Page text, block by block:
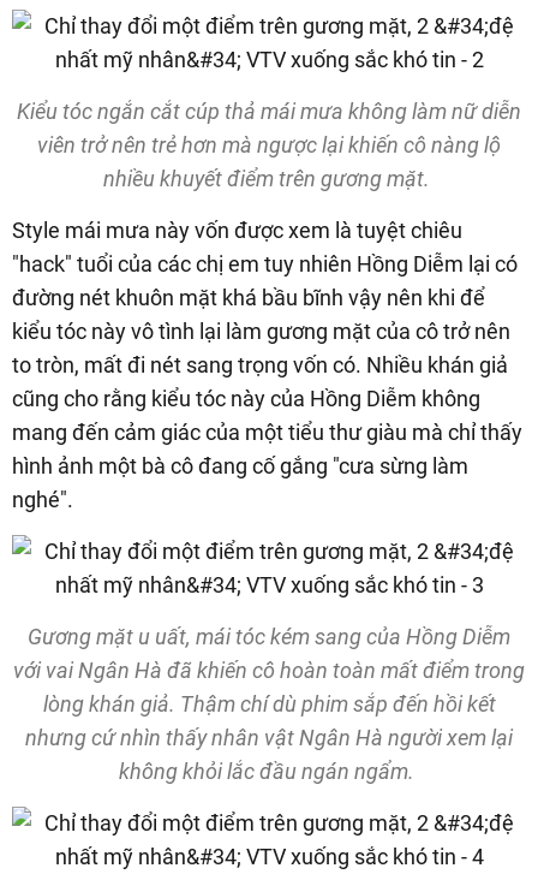
Kiểu tóc ngắn cắt cúp thả mái mưa không làm nữ diễn
viên trở nên trẻ hơn mà ngược lại khiến cô nàng lộ
nhiều khuyết điểm trên gương mặt.
Style mái mưa này vốn được xem là tuyệt chiêu
"hack" tuổi của các chị em tuy nhiên Hồng Diễm lại có
đường nét khuôn mặt khá bầu bĩnh vậy nên khi để
kiểu tóc này vô tình lại làm gương mặt của cô trở nên
to tròn, mất đi nét sang trọng vốn có. Nhiều khán giả
cũng cho rằng kiểu tóc này của Hồng Diễm không
mang đến cảm giác của một tiểu thư giàu mà chỉ thấy
hình ảnh một bà cô đang cố gắng "cưa sừng làm
nghé".
Gương mặt u uất, mái tóc kém sang của Hồng Diễm
với vai Ngân Hà đã khiến cô hoàn toàn mất điểm trong
lòng khán giả. Thậm chí dù phim sắp đến hồi kết
nhưng cứ nhìn thấy nhân vật Ngân Hà người xem lại
không khỏi lắc đầu ngán ngẩm.